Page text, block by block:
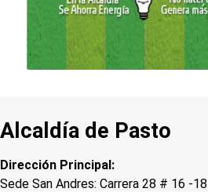
Alcaldía de Pasto
Dirección Principal:
Sede San Andres: Carrera 28 # 16 -18